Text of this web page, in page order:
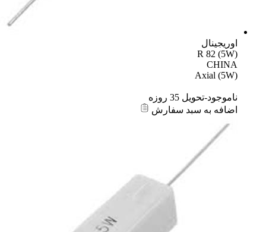
اوریجینال
R 82 (5W)
CHINA
Axial (5W)
ناموجود-تحویل 35 روزه
اضافه به سبد سفارش